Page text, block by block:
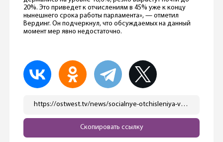
20%. Это приведет к отчислениям в 45% уже к концу
нынешнего срока работы парламента», — отметил
Вердинг. Он подчеркнул, что обсуждаемых на данный
момент мер явно недостаточно.
https://ostwest.tv/news/socialnye-otchisleniya-v-germanii-mogut-dostich-50-iz-za-starejushhego-naseleniya/
Скопировать ссылку